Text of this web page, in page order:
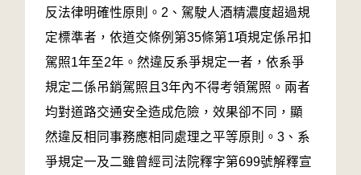
反法律明確性原則。2、駕駛人酒精濃度超過規
定標準者，依道交條例第35條第1項規定係吊扣
駕照1年至2年。然違反系爭規定一者，依系爭
規定二係吊銷駕照且3年內不得考領駕照。兩者
均對道路交通安全造成危險，效果卻不同，顯
然違反相同事務應相同處理之平等原則。3、系
爭規定一及二雖曾經司法院釋字第699號解釋宣